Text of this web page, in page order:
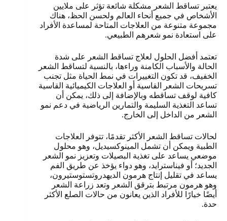
يعتبر تساقط الشعر مشكلة شائعة تؤثر على ملايين
الأشخاص في جميع أنحاء العالم ولحسن الحظ، هناك
مجموعة متنوعة من العلاجات المتاحة لمساعدة الأفراد
على استعادة نمو شعرهم الطبيعي.
تعتمد أفضل الحلول لعلاج تساقط الشعر على شدة
الحالة والأسباب الكامنة وراءها، بالنسبة لتساقط الشعر
الخفيف، قد تكون التغييرات في نمط الحياة مثل تجنب
تسريحات الشعر القاسية أو العلاجات الكيميائية القاسية
كافية لوقف تساقطه وبالإضافة إلى ذلك، يمكن أن
تساعد التغذية السليمة والتمارين الرياضية في دعم نمو
الشعر من الداخل إلى الخارج.
لحالات تساقط الشعر الأكثر تقدمًا، تتوفر العلاجات
الطبية ويمكن أن تشمل المينوكسيديل، وهو محلول
موضعي يساعد على تغذية البصيلات وتعزيز نمو الشعر
الجديد؛ أو فيناسترايد، وهو دواء يؤخذ عن طريق الفم
يساعد في تقليل إنتاج هرمون الديهدروتستوستيرون،
وهو هرمون مرتبط بترقق الشعر وتعد زراعة الشعر
أيضًا خيارًا للأفراد الذين يعانون من حالات الصلع الأكثر
حدة.